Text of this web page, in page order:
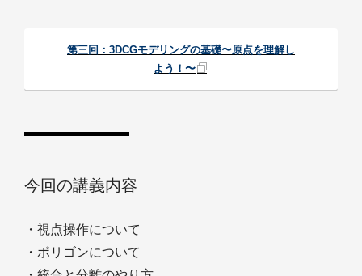
第三回：3DCGモデリングの基礎〜原点を理解し
よう！〜
今回の講義内容
・視点操作について
・ポリゴンについて